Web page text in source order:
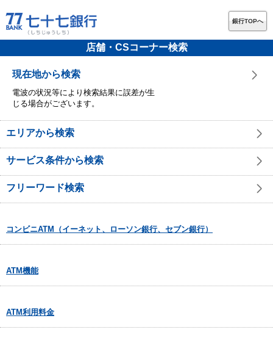
銀行TOPへ
店舗・CSコーナー検索
現在地から検索
電波の状況等により検索結果に誤差が生
じる場合がございます。
エリアから検索
サービス条件から検索
フリーワード検索
コンビニATM（イーネット、ローソン銀行、セブン銀行）
ATM機能
ATM利用料金